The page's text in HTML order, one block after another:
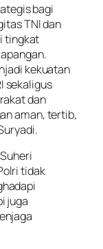
bagi
TNI dan
tingkat
kekuatan
sekaligus
dan
aman, tertib,
tidak
juga